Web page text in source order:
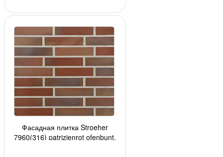
Фасадная плитка Stroeher
7960(316) patrizienrot ofenbunt,